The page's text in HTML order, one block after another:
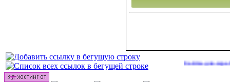
Сайты для заработка в